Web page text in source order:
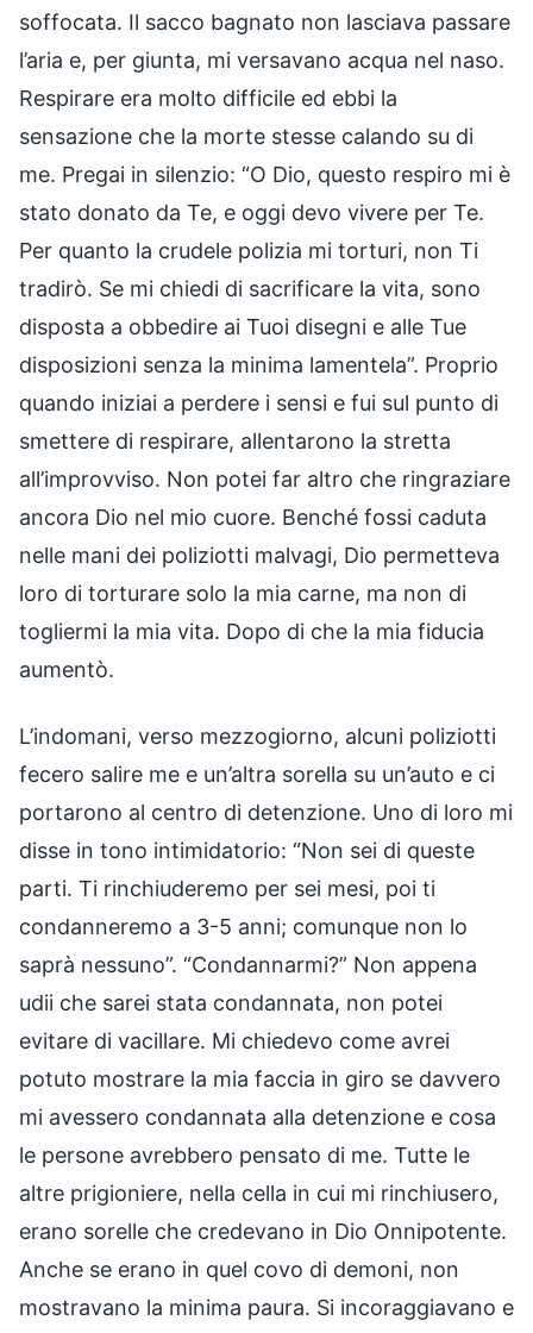
soffocata. Il sacco bagnato non lasciava passare
l’aria e, per giunta, mi versavano acqua nel naso.
Respirare era molto difficile ed ebbi la
sensazione che la morte stesse calando su di
me. Pregai in silenzio: “O Dio, questo respiro mi è
stato donato da Te, e oggi devo vivere per Te.
Per quanto la crudele polizia mi torturi, non Ti
tradirò. Se mi chiedi di sacrificare la vita, sono
disposta a obbedire ai Tuoi disegni e alle Tue
disposizioni senza la minima lamentela”. Proprio
quando iniziai a perdere i sensi e fui sul punto di
smettere di respirare, allentarono la stretta
all’improvviso. Non potei far altro che ringraziare
ancora Dio nel mio cuore. Benché fossi caduta
nelle mani dei poliziotti malvagi, Dio permetteva
loro di torturare solo la mia carne, ma non di
togliermi la mia vita. Dopo di che la mia fiducia
aumentò.
L’indomani, verso mezzogiorno, alcuni poliziotti
fecero salire me e un’altra sorella su un’auto e ci
portarono al centro di detenzione. Uno di loro mi
disse in tono intimidatorio: “Non sei di queste
parti. Ti rinchiuderemo per sei mesi, poi ti
condanneremo a 3-5 anni; comunque non lo
saprà nessuno”. “Condannarmi?” Non appena
udii che sarei stata condannata, non potei
evitare di vacillare. Mi chiedevo come avrei
potuto mostrare la mia faccia in giro se davvero
mi avessero condannata alla detenzione e cosa
le persone avrebbero pensato di me. Tutte le
altre prigioniere, nella cella in cui mi rinchiusero,
erano sorelle che credevano in Dio Onnipotente.
Anche se erano in quel covo di demoni, non
mostravano la minima paura. Si incoraggiavano e